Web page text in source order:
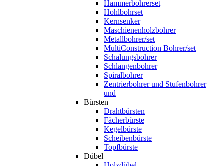
Hammerbohrerset
Hohlbohrset
Kernsenker
Maschienenholzbohrer
Metallbohrer/set
MultiConstruction Bohrer/set
Schalungsbohrer
Schlangenbohrer
Spiralbohrer
Zentrierbohrer und Stufenbohrer
und
Bürsten
Drahtbürsten
Fächerbürste
Kegelbürste
Scheibenbürste
Topfbürste
Dübel